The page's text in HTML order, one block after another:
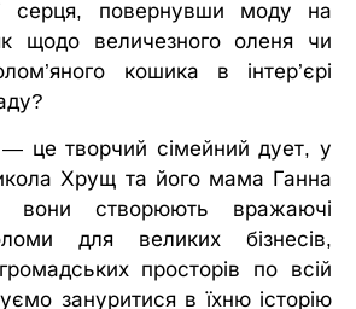
серця, повернувши моду на
щодо величезного оленя чи
кошика в інтер’єрі
— це творчий сімейний дует, у
Хрущ та його мама Ганна
вони створюють вражаючі
для великих бізнесів,
просторів по всій
зануритися в їхню історію